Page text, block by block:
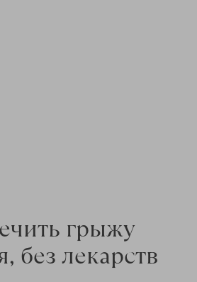
грыжу
без лекарств